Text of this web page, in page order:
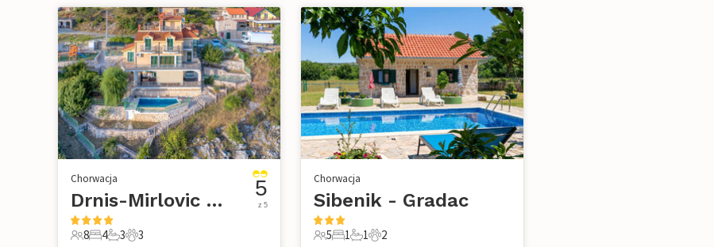
Chorwacja
Drnis-Mirlovic Polje
8 4 3 3
5
z 5
Chorwacja
Sibenik - Gradac
5 1 1 2